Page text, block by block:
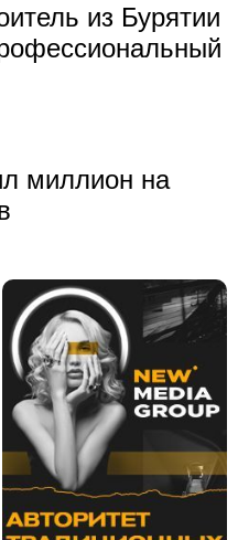
из Бурятии
миллион на